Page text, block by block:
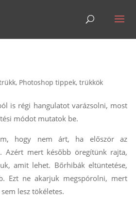
, Photoshop tippek, trükkök
is régi hangulatot varázsolni, most
módot mutatok be.
hogy nem árt, ha először az
Azért mert később öregítünk rajta,
amit lehet. Bőrhibák eltüntetése,
Ezt ne akarjuk megspórolni, mert
lesz tökéletes.